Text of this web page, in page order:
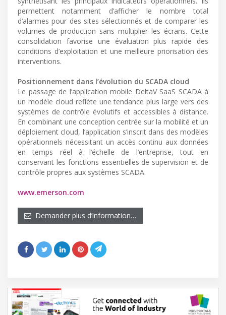
permettent notamment d’afficher le nombre total
d’alarmes pour des sites sélectionnés et de comparer les
volumes de production sans multiplier les écrans. Cette
consolidation favorise une évaluation plus rapide des
conditions d’exploitation et une meilleure priorisation des
interventions.
Positionnement dans l’évolution du SCADA cloud
Le passage de l’application mobile DeltaV SaaS SCADA à
un modèle cloud reflète une tendance plus large vers des
systèmes de contrôle évolutifs et accessibles à distance.
En combinant une conception centrée sur la mobilité et un
déploiement cloud, l’application s’inscrit dans des modèles
opérationnels nécessitant un accès continu aux données
en temps réel à l’échelle de l’entreprise, tout en
conservant les fonctions essentielles de supervision et de
contrôle propres aux systèmes SCADA.
www.emerson.com
Demander plus d’information…